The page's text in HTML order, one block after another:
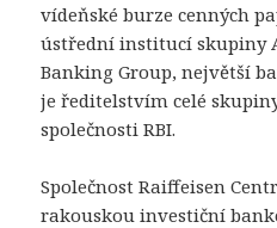
vídeňské burze cenných
ústřední institucí skupiny
Banking Group, největší
je ředitelstvím celé
společnosti RBI.
Společnost Raiffeisen
rakouskou investiční